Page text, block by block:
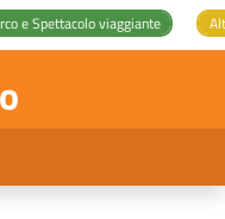
e Spettacolo viaggiante